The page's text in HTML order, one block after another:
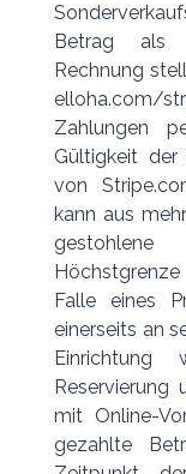
Betrag als
Rechnung
elloha.com/
Zahlungen
Gültigkeit
von
kann aus
Falle eines
einerseits an
Einrichtung
Reservierung
mit Online-
gezahlte